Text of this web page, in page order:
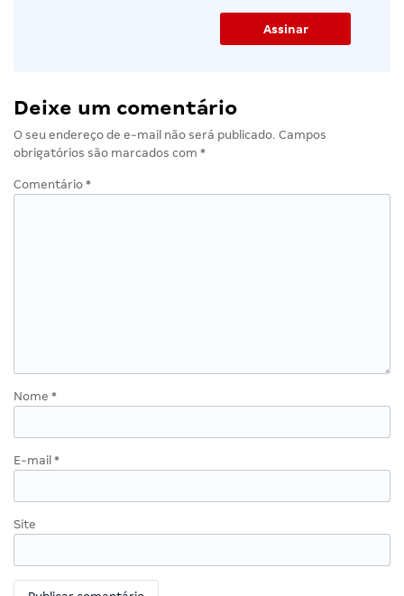
Deixe um comentário
O seu endereço de e-mail não será publicado. Campos
obrigatórios são marcados com *
Comentário *
Nome *
E-mail *
Site